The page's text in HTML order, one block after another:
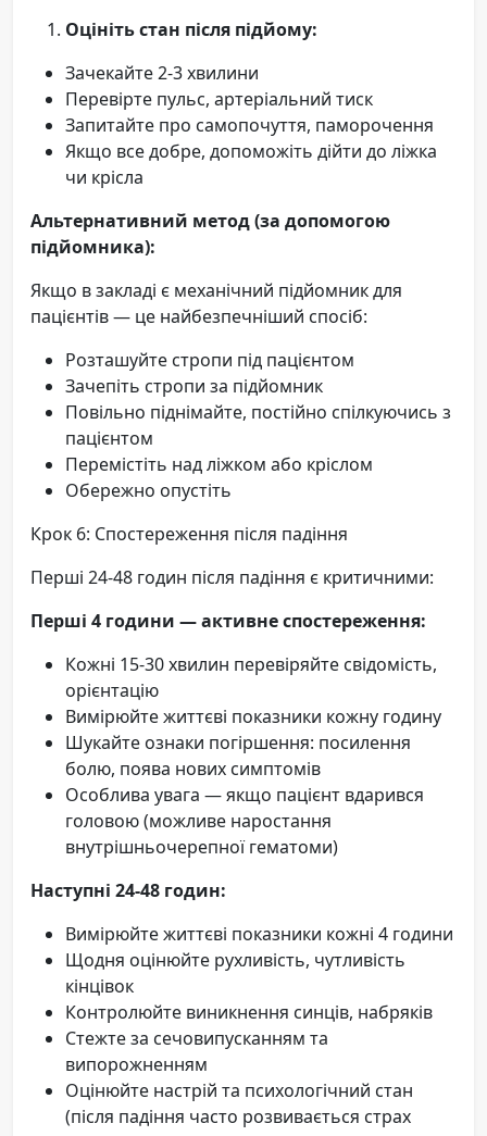
Оцініть стан після підйому:
Зачекайте 2-3 хвилини
Перевірте пульс, артеріальний тиск
Запитайте про самопочуття, паморочення
Якщо все добре, допоможіть дійти до ліжка
чи крісла
Альтернативний метод (за допомогою
підйомника):
Якщо в закладі є механічний підйомник для
пацієнтів — це найбезпечніший спосіб:
Розташуйте стропи під пацієнтом
Зачепіть стропи за підйомник
Повільно піднімайте, постійно спілкуючись з
пацієнтом
Перемістіть над ліжком або кріслом
Обережно опустіть
Крок 6: Спостереження після падіння
Перші 24-48 годин після падіння є критичними:
Перші 4 години — активне спостереження:
Кожні 15-30 хвилин перевіряйте свідомість,
орієнтацію
Вимірюйте життєві показники кожну годину
Шукайте ознаки погіршення: посилення
болю, поява нових симптомів
Особлива увага — якщо пацієнт вдарився
головою (можливе наростання
внутрішньочерепної гематоми)
Наступні 24-48 годин:
Вимірюйте життєві показники кожні 4 години
Щодня оцінюйте рухливість, чутливість
кінцівок
Контролюйте виникнення синців, набряків
Стежте за сечовипусканням та
випорожненням
Оцінюйте настрій та психологічний стан
(після падіння часто розвивається страх